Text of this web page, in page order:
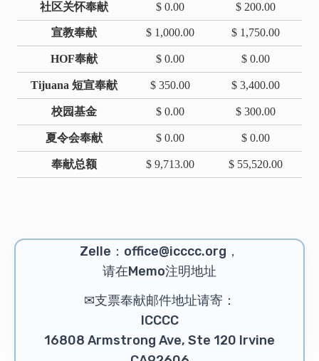
社区关怀奉献 $ 0.00 $ 200.00
宣教奉献 $ 1,000.00 $ 1,750.00
HOF奉献 $ 0.00 $ 0.00
Tijuana 短宣奉献 $ 350.00 $ 3,400.00
校园基金 $ 0.00 $ 300.00
夏令会奉献 $ 0.00 $ 0.00
奉献总额 $ 9,713.00 $ 55,520.00
Zelle：office@icccc.org，
请在Memo注明地址
✉支票奉献邮件地址请寄：
ICCCC
16808 Armstrong Ave, Ste 120 Irvine